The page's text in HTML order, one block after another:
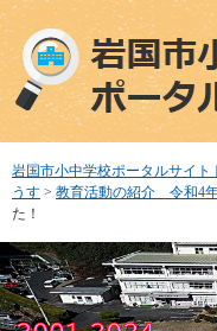
ペ
で
す
。
メ
ば
し
て
文
へ
岩国市小中学校ポータルサイト
うす > 教育活動の紹介 令和4
た！